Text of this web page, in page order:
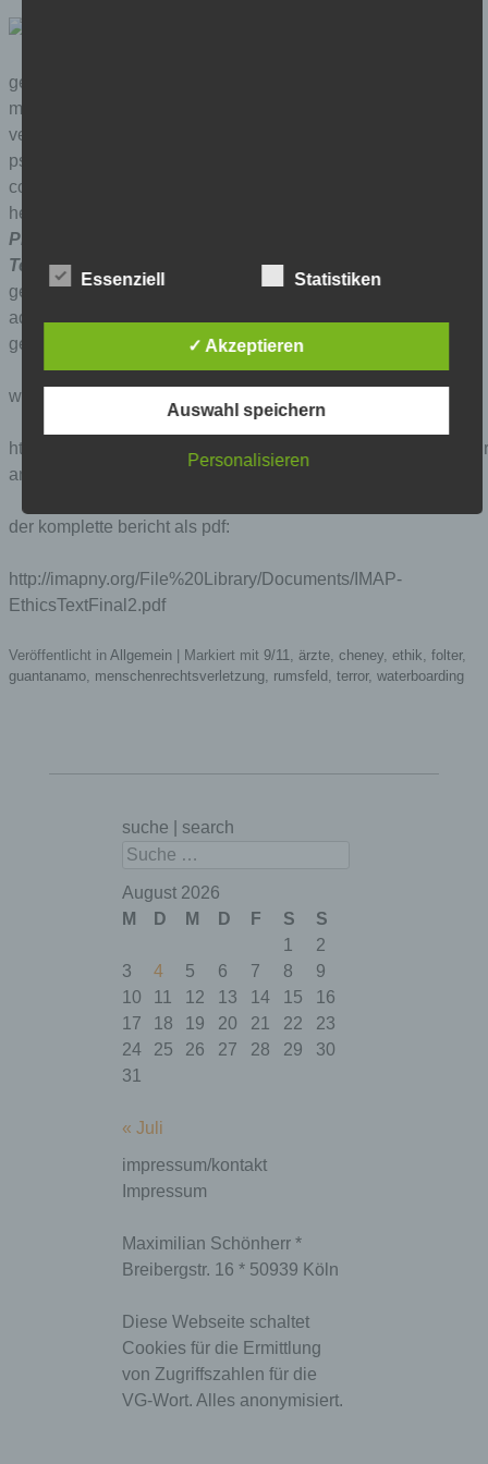
gerade erschienen, ein report von vorwiegend ärzten und ex-
militärs der USA, über den druck des
verteidigungsministeriums und der CIA auf ärzte und
psychologen, wie man gefangene „sanft“ folter kann.
columbia university, volltext über die webseite unten als pdf
herunterladbar. buchtitel:
Professionalism and Detainee Abuse in the War on
Terror.die von den militärärzten freigegebenen „harschen
gefangenenbefragungs“-techniken wurden von der bush-
administration 2002 in auftrag gegeben, von rumsfeld in kraft
gesetzt, und sie gelten weitgehend noch heute.
webseite der IMAPNY:
http://imapny.org/medicine_as_a_profession/
and-dual-loyalty
der komplette bericht als pdf:
http://imapny.org/File%20Library/Documents/IMAP-
EthicsTextFinal2.pdf
Veröffentlicht in Allgemein Markiert mit 9/11, ärzte, cheney, ethik, folter,
guantanamo, menschenrechtsverletzung, rumsfeld , terror, waterboarding
suche | search
Suchen
August 2026
M
D M D F S
S
1
2
3
4 5 6 7 8
9
10
11 12 13 14 15
16
17
18 19 20 21 22
23
24
25 26 27 28 29
30
31
« Juli
impressum/kontakt
Impressum
Maximilian Schönherr *
Breibergstr. 16 * 50939 Köln
Diese Webseite schaltet
Cookies für die Ermittlung
von Zugriffszahlen für die
VG-Wort. Alles anonymisiert.
Zweck Gültigkeit
Cookies im
Browser deaktiviert
(wird beim
Internet-Browsers
gelöscht).
PHPSESSID
speichert Ihre
mit Bezug auf
Anwendungen und
dass alle
Funktionen dieser
Website, die auf
können.
zum Ende der
(wird beim
Schließen Ihres
Internet-Browsers
wordpress_ak
m_mobile
Diese Cookies
werden nur für den
Verwaltungsbereic
h von WordPress
verwendet.
Essenziell Statistiken
✓ Akzeptieren
Auswahl speichern
Personalisieren